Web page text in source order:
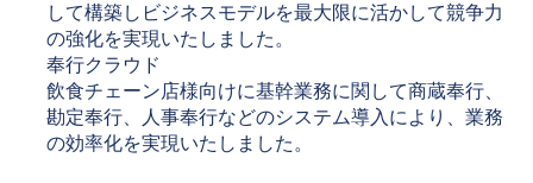
して構築しビジネスモデルを最大限に活かして競争力
の強化を実現いたしました。
奉行クラウド
飲食チェーン店様向けに基幹業務に関して商蔵奉行、
勘定奉行、人事奉行などのシステム導入により、業務
の効率化を実現いたしました。